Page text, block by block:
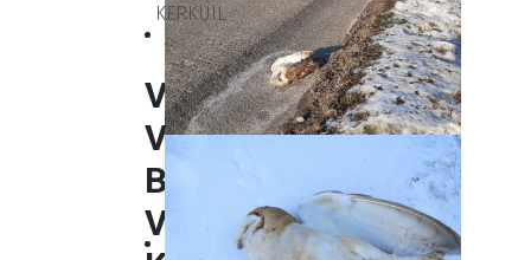
KERKUIL
VRIJE GIFTEN
VOOR
BESCHERMING
VAN DE